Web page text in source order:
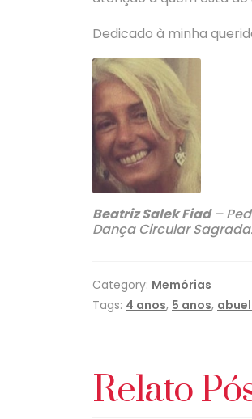
Dedicado à minha
Beatriz Salek Fiad–
Dança Circular
Category: Memórias
Tags: 4 anos, 5 anos,
Relato